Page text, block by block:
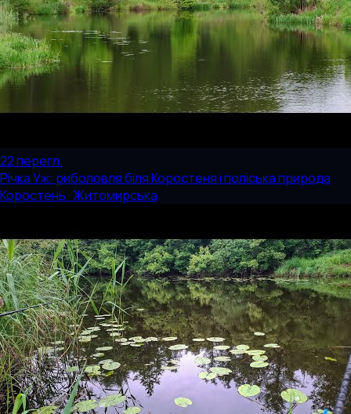
22перегл.
Річка Уж: риболовля біля Коростеня і поліська природа
Коростень · Житомирська